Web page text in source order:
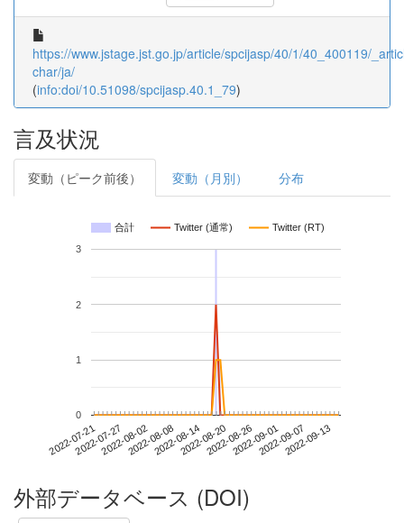
https://www.jstage.jst.go.jp/article/spcijasp/40/1/40_400119/
char/ja/
(info:doi/10.51098/spcijasp.40.1_79)
言及状況
変動（ピーク前後） 変動（月別） 分布
合計 Twitter (通常) Twitter (RT)
2022-07-212022-07-272022-08-022022-08-082022-08-142022-08-202022-08-262022-09-012022-09-072022-09-13
0
1
2
3
外部データベース (DOI)